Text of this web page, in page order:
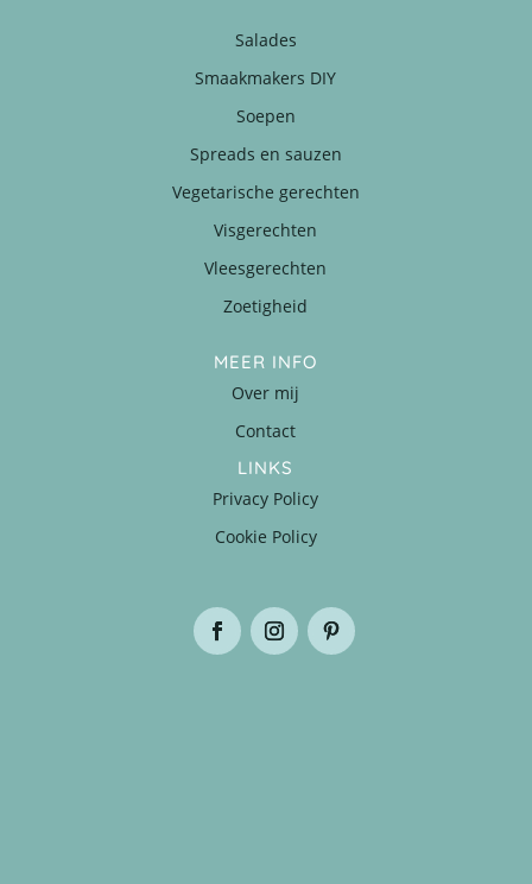
Salades
Smaakmakers DIY
Soepen
Spreads en sauzen
Vegetarische gerechten
Visgerechten
Vleesgerechten
Zoetigheid
MEER INFO
Over mij
Contact
LINKS
Privacy Policy
Cookie Policy